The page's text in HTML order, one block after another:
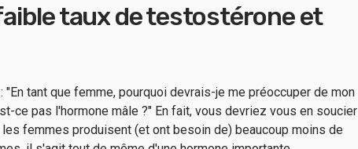
taux de testostérone et
tant que femme, pourquoi devrais-je me préoccuper de mon
ce pas l'hormone mâle ?" En fait, vous devriez vous en soucier
femmes produisent (et ont besoin de) beaucoup moins de